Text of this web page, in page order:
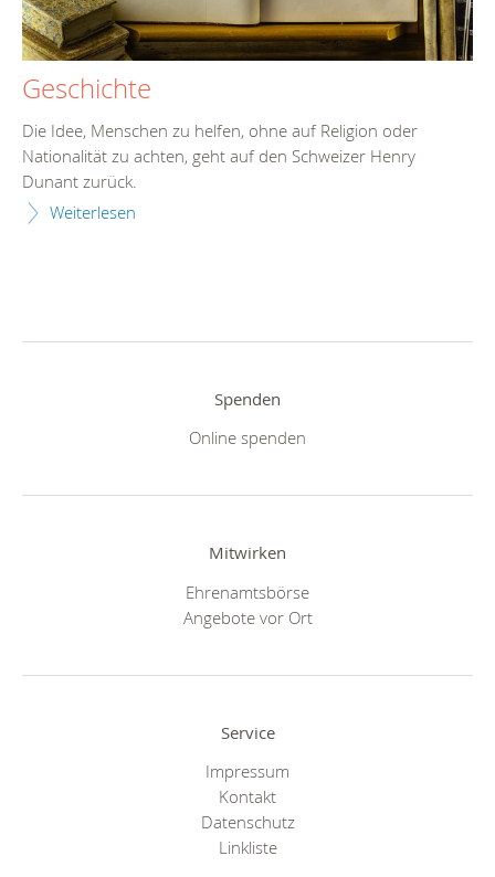
Geschichte
Die Idee, Menschen zu helfen, ohne auf Religion oder
Nationalität zu achten, geht auf den Schweizer Henry
Dunant zurück.
Weiterlesen
Spenden
Online spenden
Mitwirken
Ehrenamtsbörse
Angebote vor Ort
Service
Impressum
Kontakt
Datenschutz
Linkliste